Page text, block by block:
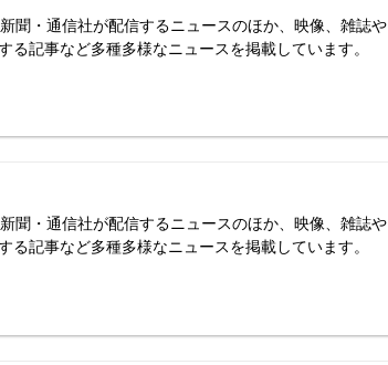
聞・通信社が配信するニュースのほか、映像、雑誌や
る記事など多種多様なニュースを掲載しています。
聞・通信社が配信するニュースのほか、映像、雑誌や
る記事など多種多様なニュースを掲載しています。